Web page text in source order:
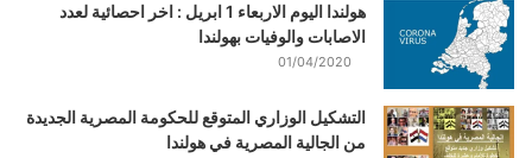
هولندا اليوم الاربعاء 1 ابريل : اخر احصائية لعدد
الاصابات والوفيات بهولندا
01/04/2020
التشكيل الوزاري المتوقع للحكومة المصرية الجديدة
من الجالية المصرية في هولندا